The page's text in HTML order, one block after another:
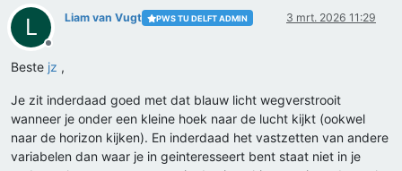
L
Offline
Liam van Vugt PWS TU DELFT ADMIN 3 mrt. 2026 11:29
Beste jz ,
Je zit inderdaad goed met dat blauw licht wegverstrooit
wanneer je onder een kleine hoek naar de lucht kijkt (ookwel
naar de horizon kijken). En inderdaad het vastzetten van andere
variabelen dan waar je in geinteresseert bent staat niet in je